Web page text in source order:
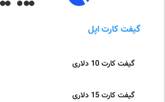
گیفت کارت اپل
گیفت کارت 10 دلاری
گیفت کارت 15 دلاری